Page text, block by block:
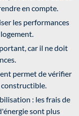
en compte.
les performances
car il ne doit
permet de vérifier
: les frais de
sont plus